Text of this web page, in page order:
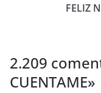
FELIZ
2.209
CUENTAME»